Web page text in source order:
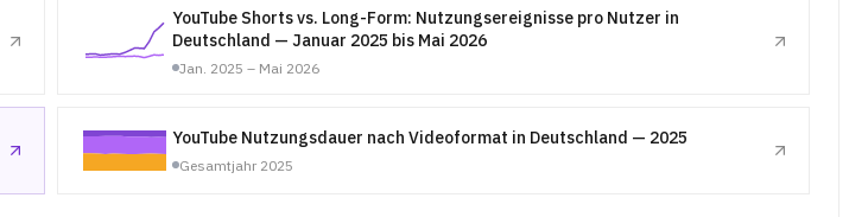
YouTube Shorts vs. Long-Form: Nutzungsereignisse pro Nutzer in
Deutschland — Januar 2025 bis Mai 2026
Jan. 2025 – Mai 2026
YouTube Nutzungsdauer nach Videoformat in Deutschland — 2025
Gesamtjahr 2025